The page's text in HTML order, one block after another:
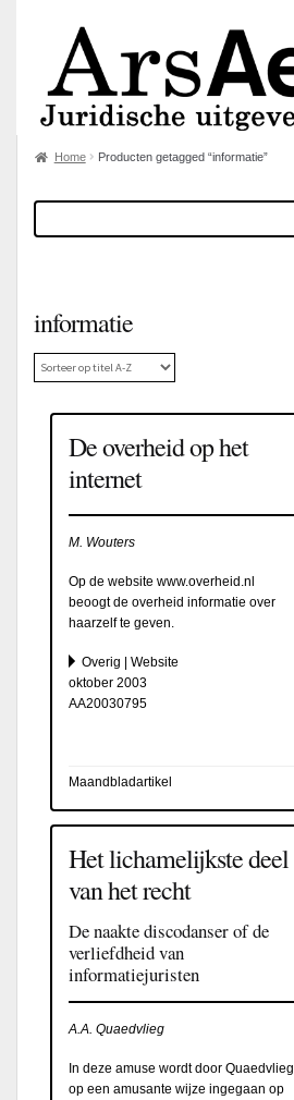
Home Producten getagged “informatie”
informatie
De overheid op het
internet
M. Wouters
Op de website www.overheid.nl
beoogt de overheid informatie over
haarzelf te geven.
Overig | Website
oktober 2003
AA20030795
Maandbladartikel
Het lichamelijkste deel
van het recht
De naakte discodanser of de
verliefdheid van
informatiejuristen
A.A. Quaedvlieg
In deze amuse wordt door Quaedvlieg
op een amusante wijze ingegaan op